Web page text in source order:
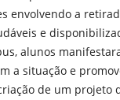
envolvendo a
e
alunos
a situação e
de um projeto